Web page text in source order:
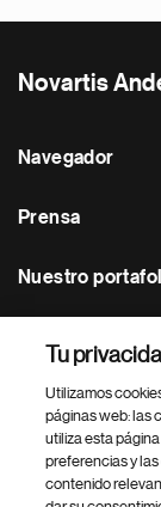
Novartis
Navegador
Prensa
Nuestro
Footer Site
Tu
Utilizamos
páginas web: las
utiliza esta
preferencias y
contenido